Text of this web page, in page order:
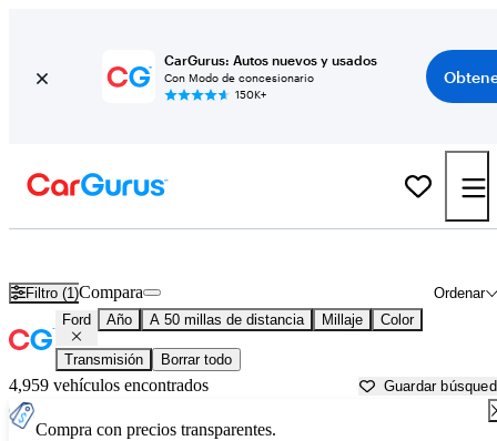
CarGurus: Autos nuevos y usados
Con Modo de concesionario
150K+
Filtro (1) Ordenar
Compara
Ford Año A 50 millas de distancia Millaje Color
Transmisión Borrar todo
4,959 vehículos encontrados Guardar
Compra con precios transparentes.